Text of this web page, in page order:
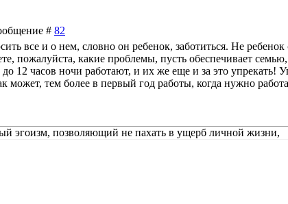
# 82
все и о нем, словно он ребенок, заботиться. Не
пожалуйста, какие проблемы, пусть обеспечивает
12 часов ночи работают, и их же еще и за это упрекать!
может, тем более в первый год работы, когда нужно
эгоизм, позволяющий не пахать в ущерб личной жизни,